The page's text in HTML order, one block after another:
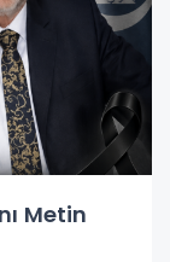
Metin